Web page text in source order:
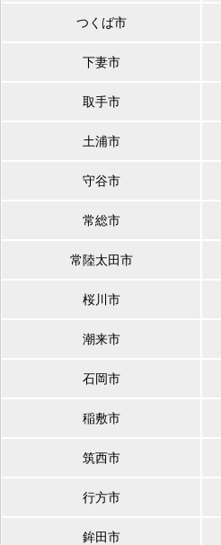
つくば市
下妻市
取手市
土浦市
守谷市
常総市
常陸太田市
桜川市
潮来市
石岡市
稲敷市
筑西市
行方市
鉾田市